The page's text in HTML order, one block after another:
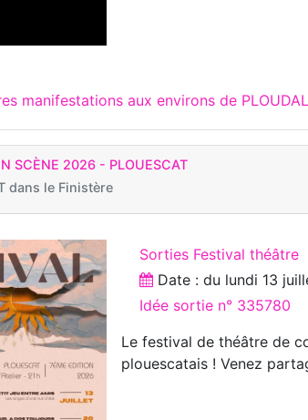
manifestations aux environs de
SCÈNE 2026 - PLOUESCAT
dans le Finistère
Sorties Festival théâtre
Date : du lundi 13
Idée sortie n° 335780
Le festival de théâtre de
plouescatais ! Venez